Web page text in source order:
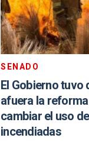
SENADO
El Gobierno tuvo
afuera la
cambiar el uso
incendiadas